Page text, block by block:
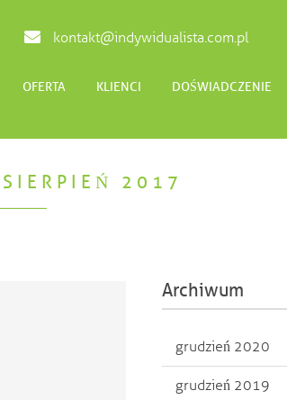
kontakt@indywidualista.com.pl
OFERTA KLIENCI DOŚWIADCZENIE
2017
Archiwum
grudzień 2020
grudzień 2019